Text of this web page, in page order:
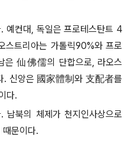
컨대, 독일은 프로테스탄트 4
스트리아는 가톨릭90%와 프로
은 仙佛儒의 단합으로, 라오스
. 신앙은 國家體制와 支配者를
다.
남북의 체제가 천지인사상으로
문이다.